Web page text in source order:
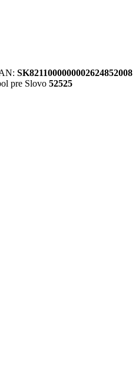
SK8211000000002624852008
pre Slovo 52525